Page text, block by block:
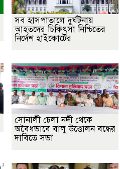
সব হাসপাতালে দুর্ঘটনায়
আহতদের চিকিৎসা নিশ্চিতের
নির্দেশ হাইকোর্টের
সোনালী চেলা নদী থেকে
অবৈধভাবে বালু উত্তোলন বন্ধের
দাবিতে সভা